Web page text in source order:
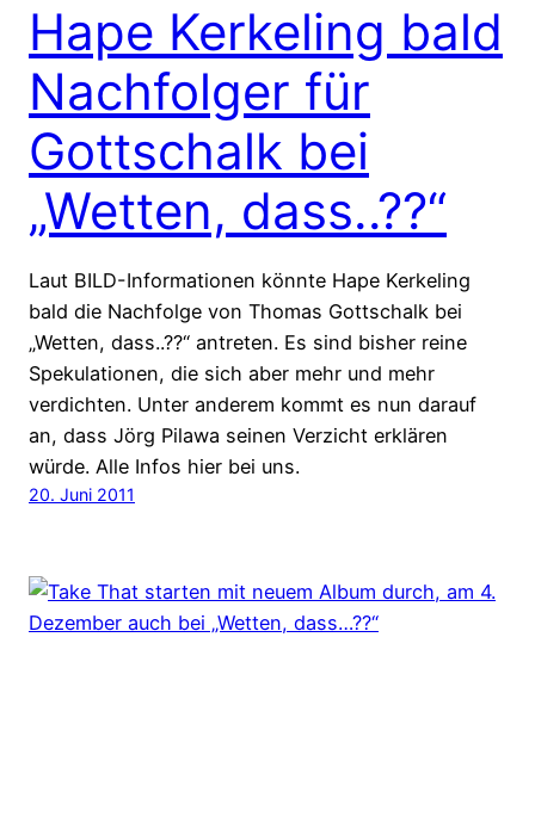
Hape Kerkeling bald
Nachfolger für
Gottschalk bei
„Wetten, dass..??“
Laut BILD-Informationen könnte Hape Kerkeling
bald die Nachfolge von Thomas Gottschalk bei
„Wetten, dass..??“ antreten. Es sind bisher reine
Spekulationen, die sich aber mehr und mehr
verdichten. Unter anderem kommt es nun darauf
an, dass Jörg Pilawa seinen Verzicht erklären
würde. Alle Infos hier bei uns.
20. Juni 2011